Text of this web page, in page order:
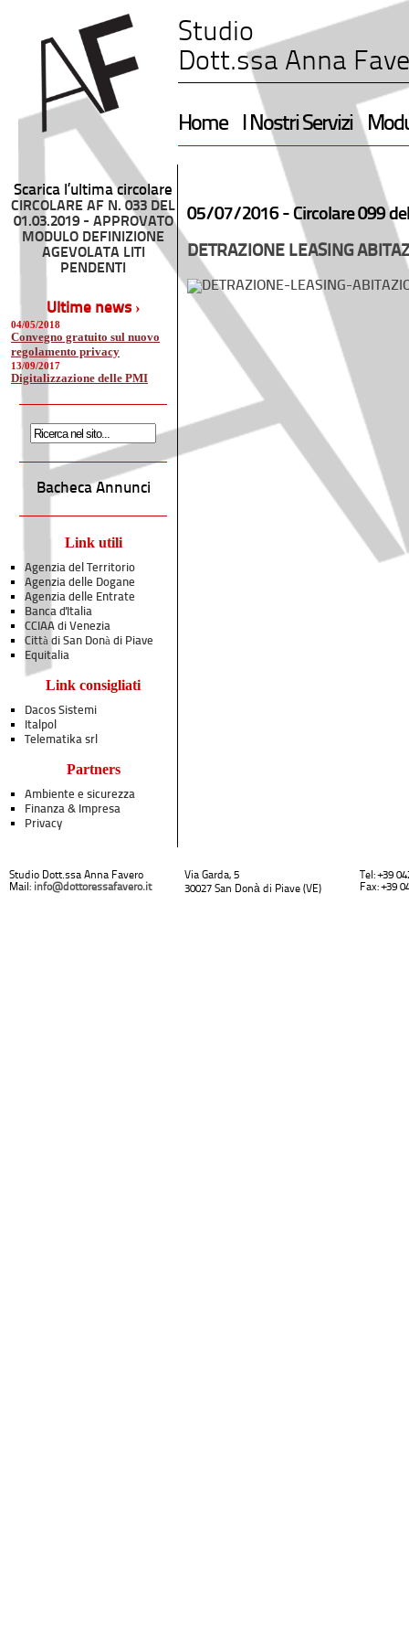
Studio
Dott.ssa Anna
Home I Nostri Servizi
Scarica l’ultima circolare
CIRCOLARE AF N. 033 DEL
01.03.2019 - APPROVATO
MODULO DEFINIZIONE
AGEVOLATA LITI
PENDENTI
Ultime news ›
04/05/2018
Convegno gratuito sul nuovo
regolamento privacy
13/09/2017
Digitalizzazione delle PMI
Bacheca Annunci
Link utili
Agenzia del Territorio
Agenzia delle Dogane
Agenzia delle Entrate
Banca d'Italia
CCIAA di Venezia
Città di San Donà di Piave
Equitalia
Link consigliati
Dacos Sistemi
Italpol
Telematika srl
Partners
Ambiente e sicurezza
Finanza & Impresa
Privacy
05/07/2016 - Circolare 099
DETRAZIONE LEASING
Studio Dott.ssa Anna Favero
Mail: info@dottoressafavero.it
Via Garda, 5
30027 San Donà di Piave (VE)
Tel: +39
Fax: +39